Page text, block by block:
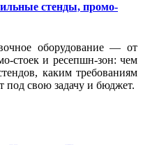
стенды, промо-
оборудование — от
стоек и ресепшн-зон: чем
каким требованиям
под свою задачу и бюджет.